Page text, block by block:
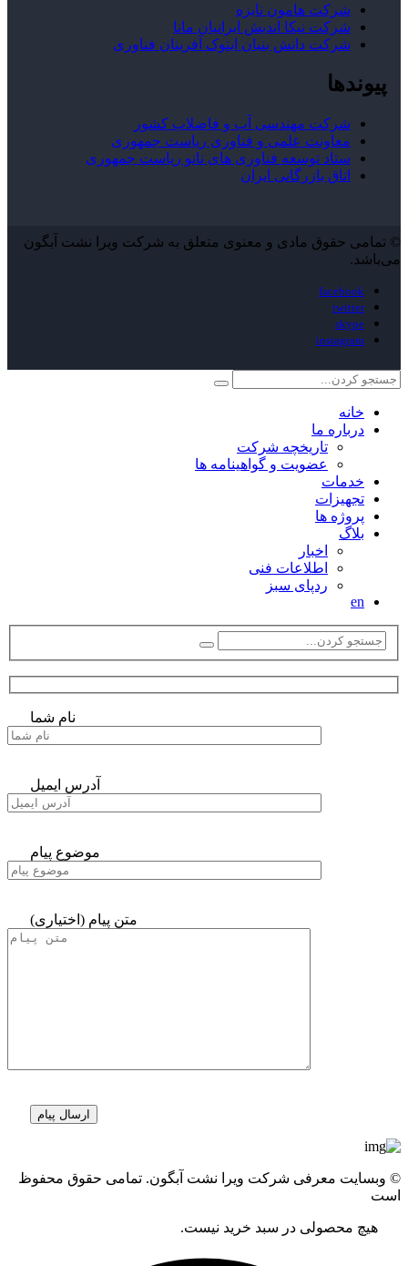
شرکت هامون نایزه
شرکت نیکا اندیش ایرانیان مانا
شرکت دانش بنیان ایتوک آفرینان فناوری
پیوندها
شرکت مهندسی آب و فاضلاب کشور
معاونت علمی و فناوری ریاست جمهوری
ستاد توسعه فناوری های نانو ریاست جمهوری
اتاق بازرگانی ایران
© تمامی حقوق مادی و معنوی متعلق به شرکت ویرا نشت آبگون
می‌باشد.
facebook
twitter
skype
instagram
خانه
درباره ما
تاریخچه شرکت
عضویت و گواهینامه ها
خدمات
تجهیزات
پروژه ها
بلاگ
اخبار
اطلاعات فنی
ردپای سبز
en
نام شما
آدرس ایمیل
موضوع پیام
متن پیام (اختیاری)
© وبسایت معرفی شرکت ویرا نشت آبگون. تمامی حقوق محفوظ
است
هیچ محصولی در سبد خرید نیست.